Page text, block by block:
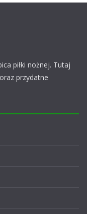
piłki nożnej. Tutaj
przydatne